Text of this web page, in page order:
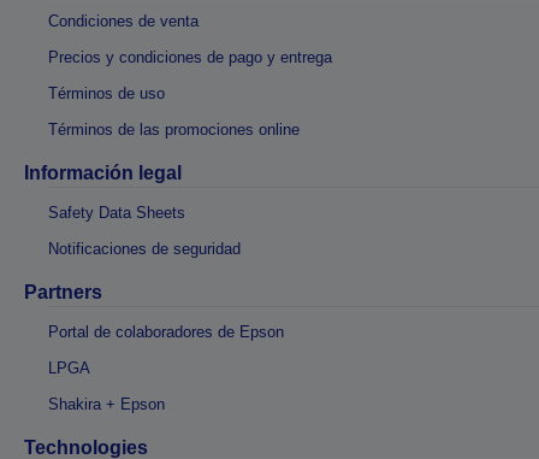
Condiciones de venta
Precios y condiciones de pago y entrega
Términos de uso
Términos de las promociones online
Información legal
Safety Data Sheets
Notificaciones de seguridad
Partners
Portal de colaboradores de Epson
LPGA
Shakira + Epson
Technologies